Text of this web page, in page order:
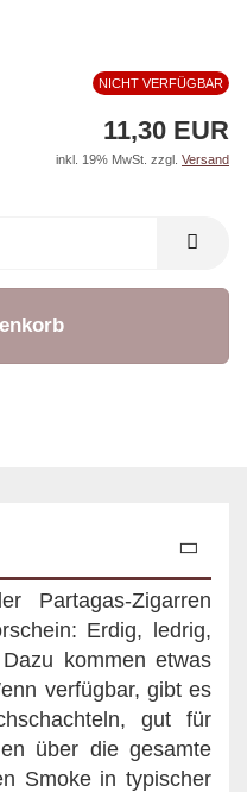
NICHT VERFÜGBAR
11,30 EUR
inkl. 19% MwSt. zzgl. Versand
Partagas-Zigarren
Erdig, ledrig,
kommen etwas
verfügbar, gibt es
gut für
über die gesamte
Smoke in typischer